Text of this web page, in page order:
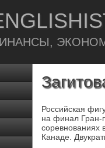
Российская
на финал Гран-
соревнованиях
Канаде.